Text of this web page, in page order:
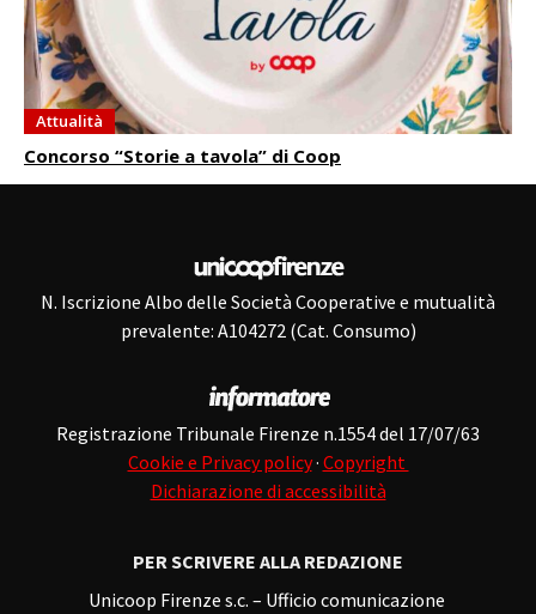
Attualità
Concorso “Storie a tavola” di Coop
N. Iscrizione Albo delle Società Cooperative e mutualità
prevalente: A104272 (Cat. Consumo)
Registrazione Tribunale Firenze n.1554 del 17/07/63
Cookie e Privacy policy· Copyright
Dichiarazione di accessibilità
PER SCRIVERE ALLA REDAZIONE
Unicoop Firenze s.c. – Ufficio comunicazione